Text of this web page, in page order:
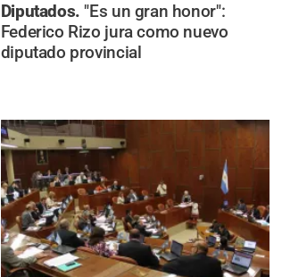
Diputados. "Es un gran honor":
Federico Rizo jura como nuevo
diputado provincial